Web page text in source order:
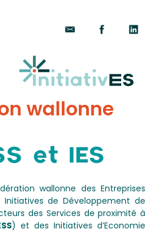
wallonne
et IES
wallonne des Entreprises
Initiatives de Développement de
des Services de proximité à
) et des Initiatives d’Economie